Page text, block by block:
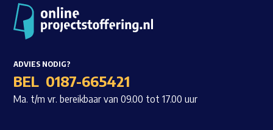
ADVIES NODIG?
BEL 0187-665421
Ma. t/m vr. bereikbaar van 09.00 tot 17.00 uur